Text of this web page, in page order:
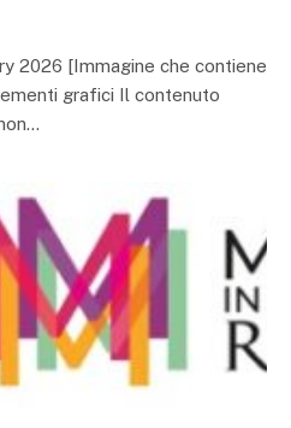
2026 [Immagine che contiene
grafici Il contenuto